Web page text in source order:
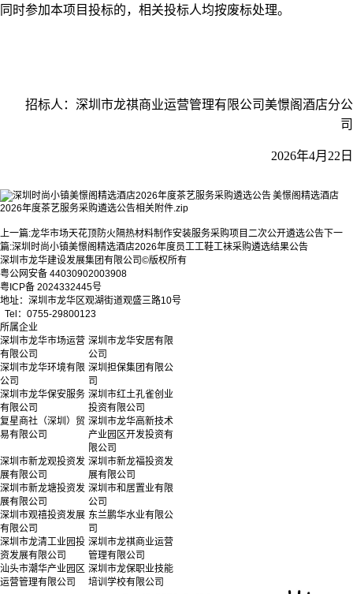
同时参加本项目投标的，相关投标人均按废标处理。
招标人：深圳市龙祺商业运营管理有限公司美憬阁酒店分公
司
2026年4月22日
美憬阁精选酒店
2026年度茶艺服务采购遴选公告相关附件.zip
上一篇:龙华市场天花顶防火隔热材料制作安装服务采购项目二次公开遴选公告 下一
篇:深圳时尚小镇美憬阁精选酒店2026年度员工工鞋工袜采购遴选结果公告
深圳市龙华建设发展集团有限公司©版权所有
粤公网安备 44030902003908
粤ICP备 2024332445号
地址：深圳市龙华区观湖街道观盛三路10号
Tel：0755-29800123
所属企业
深圳市龙华市场运营
有限公司
深圳市龙华安居有限
公司
深圳市龙华环境有限
公司
深圳担保集团有限公
司
深圳市龙华保安服务
有限公司
深圳市红土孔雀创业
投资有限公司
复星商社（深圳）贸
易有限公司
深圳市龙华高新技术
产业园区开发投资有
限公司
深圳市新龙观投资发
展有限公司
深圳市新龙福投资发
展有限公司
深圳市新龙塘投资发
展有限公司
深圳市和居置业有限
公司
深圳市观禧投资发展
有限公司
东兰鹏华水业有限公
司
深圳市龙清工业园投
资发展有限公司
深圳市龙祺商业运营
管理有限公司
汕头市潮华产业园区
运营管理有限公司
深圳市龙保职业技能
培训学校有限公司